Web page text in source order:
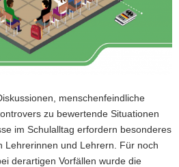
menschenfeindliche
zu bewertende Situationen
im Schulalltag erfordern besonderes
Lehrerinnen und Lehrern. Für noch
derartigen Vorfällen wurde die